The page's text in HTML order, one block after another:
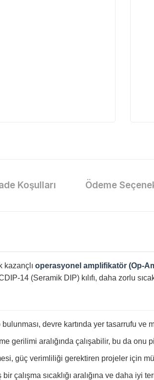
Koşulları Ödeme
kazançlı operasyonel amplifikatör (Op-
14 (Seramik DIP) kılıfı, daha zorlu
devre kartında yer tasarrufu ve
gerilimi aralığında çalışabilir, bu da onu
güç verimliliği gerektiren projeler için
çalışma sıcaklığı aralığına ve daha